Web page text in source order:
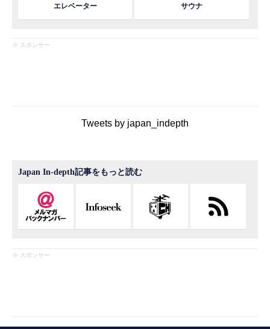
エレベーター サウナ
※ スポンサー
Tweets by japan_indepth
Japan In-depth記事をもっと読む
※ スポンサー